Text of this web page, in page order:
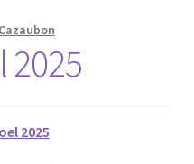
2025
2025